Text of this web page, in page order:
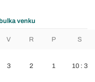
venku
V R P S
3 2 1 10 : 3